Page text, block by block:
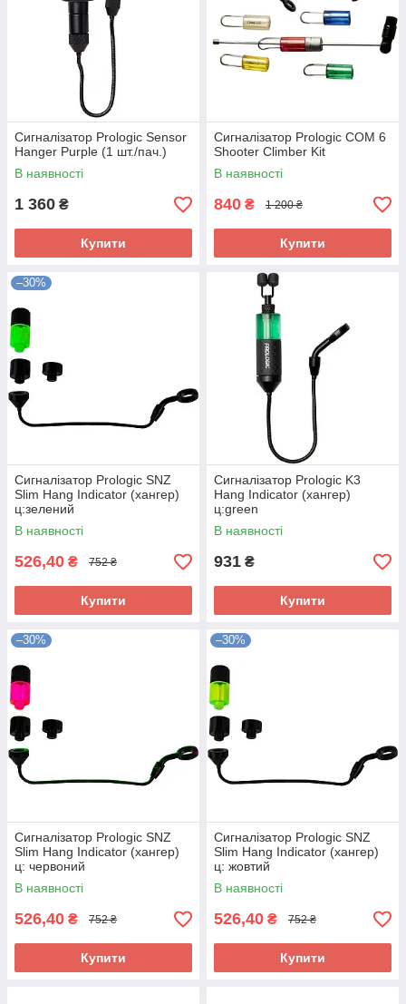
Сигналізатор Prologic Sensor
Hanger Purple (1 шт./пач.)
В наявності
1 360 ₴
Купити
Сигналізатор Prologic COM 6
Shooter Climber Kit
В наявності
840 ₴ 1 200 ₴
Купити
–30%
Сигналізатор Prologic SNZ
Slim Hang Indicator (хангер)
ц:зелений
В наявності
526,40 ₴ 752 ₴
Купити
Сигналізатор Prologic K3
Hang Indicator (хангер)
ц:green
В наявності
931 ₴
Купити
–30%
Сигналізатор Prologic SNZ
Slim Hang Indicator (хангер)
ц: червоний
В наявності
526,40 ₴ 752 ₴
Купити
–30%
Сигналізатор Prologic SNZ
Slim Hang Indicator (хангер)
ц: жовтий
В наявності
526,40 ₴ 752 ₴
Купити